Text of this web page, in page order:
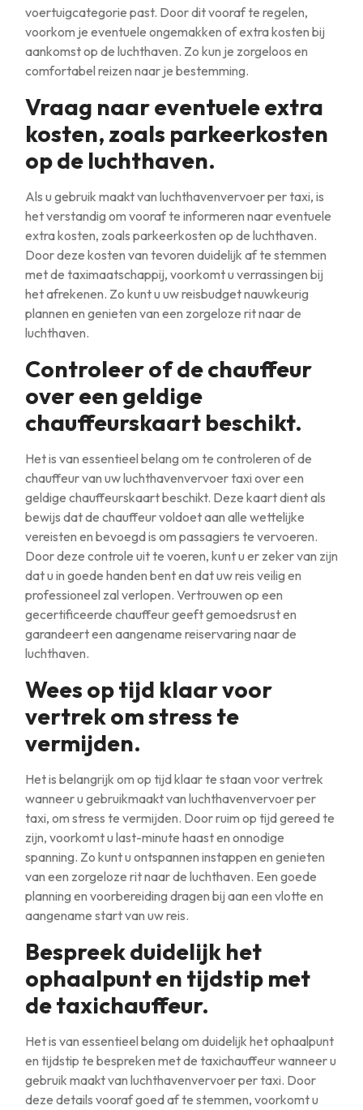
voertuigcategorie past. Door dit vooraf te regelen,
voorkom je eventuele ongemakken of extra kosten bij
aankomst op de luchthaven. Zo kun je zorgeloos en
comfortabel reizen naar je bestemming.
Vraag naar eventuele extra
kosten, zoals parkeerkosten
op de luchthaven.
Als u gebruik maakt van luchthavenvervoer per taxi, is
het verstandig om vooraf te informeren naar eventuele
extra kosten, zoals parkeerkosten op de luchthaven.
Door deze kosten van tevoren duidelijk af te stemmen
met de taximaatschappij, voorkomt u verrassingen bij
het afrekenen. Zo kunt u uw reisbudget nauwkeurig
plannen en genieten van een zorgeloze rit naar de
luchthaven.
Controleer of de chauffeur
over een geldige
chauffeurskaart beschikt.
Het is van essentieel belang om te controleren of de
chauffeur van uw luchthavenvervoer taxi over een
geldige chauffeurskaart beschikt. Deze kaart dient als
bewijs dat de chauffeur voldoet aan alle wettelijke
vereisten en bevoegd is om passagiers te vervoeren.
Door deze controle uit te voeren, kunt u er zeker van zijn
dat u in goede handen bent en dat uw reis veilig en
professioneel zal verlopen. Vertrouwen op een
gecertificeerde chauffeur geeft gemoedsrust en
garandeert een aangename reiservaring naar de
luchthaven.
Wees op tijd klaar voor
vertrek om stress te
vermijden.
Het is belangrijk om op tijd klaar te staan voor vertrek
wanneer u gebruikmaakt van luchthavenvervoer per
taxi, om stress te vermijden. Door ruim op tijd gereed te
zijn, voorkomt u last-minute haast en onnodige
spanning. Zo kunt u ontspannen instappen en genieten
van een zorgeloze rit naar de luchthaven. Een goede
planning en voorbereiding dragen bij aan een vlotte en
aangename start van uw reis.
Bespreek duidelijk het
ophaalpunt en tijdstip met
de taxichauffeur.
Het is van essentieel belang om duidelijk het ophaalpunt
en tijdstip te bespreken met de taxichauffeur wanneer u
gebruik maakt van luchthavenvervoer per taxi. Door
deze details vooraf goed af te stemmen, voorkomt u